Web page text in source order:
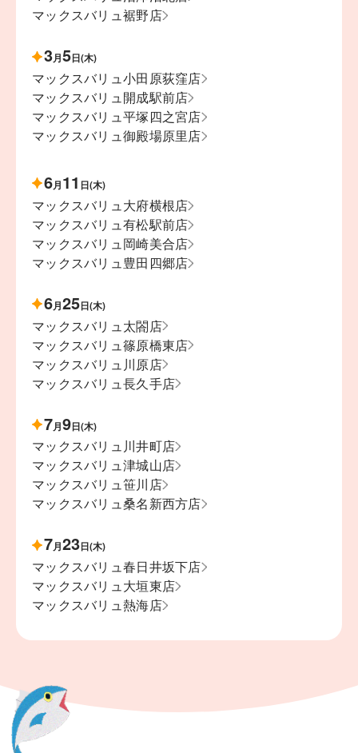
マックスバリュ裾野店
3月5日(木)
マックスバリュ小田原荻窪店
マックスバリュ開成駅前店
マックスバリュ平塚四之宮店
マックスバリュ御殿場原里店
6月11 日(木)
マックスバリュ大府横根店
マックスバリュ有松駅前店
マックスバリュ岡崎美合店
マックスバリュ豊田四郷店
6月25日(木)
マックスバリュ太閤店
マックスバリュ篠原橋東店
マックスバリュ川原店
マックスバリュ長久手店
7月9日(木)
マックスバリュ川井町店
マックスバリュ津城山店
マックスバリュ笹川店
マックスバリュ桑名新西方店
7月23日(木)
マックスバリュ春日井坂下店
マックスバリュ大垣東店
マックスバリュ熱海店